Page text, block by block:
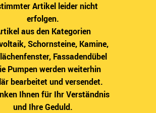
Artikel leider nicht
erfolgen.
aus den Kategorien
Schornsteine, Kamine,
Fassadendübel
Pumpen werden weiterhin
bearbeitet und versendet.
Ihnen für Ihr Verständnis
und Ihre Geduld.